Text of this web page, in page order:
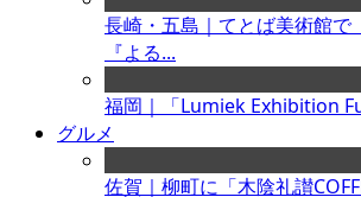
長崎・五島｜てとば美術館で
『よる...
福岡｜「Lumiek Exhibition
グルメ
佐賀｜柳町に「木陰礼讃